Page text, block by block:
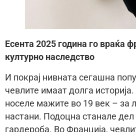
Есента 2025 година го враќа
културно наследство
И покрај нивната сегашна
чевлите имаат долга
носеле мажите во 19 век – за
настани. Подоцна станале дел
гардероба. Во Франција,